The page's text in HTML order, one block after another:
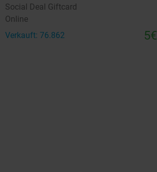
Social Deal Giftcard
Online
Verkauft: 76.862
5€